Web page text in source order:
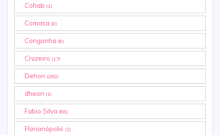
Cohab (1)
Comasa (9)
Congonha (6)
Cruzeiro (17)
Dehon (280)
dheon (1)
Fabio Silva (68)
Florianópolis (1)